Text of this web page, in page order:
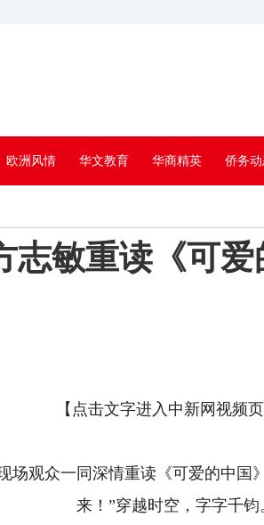
欧洲风情 华文教育 华商精英 侨务
敏重读《可爱
【点击文字进入中新网视频页
场观众一同深情重读《可爱的中
来！”穿越时空，字字千钧